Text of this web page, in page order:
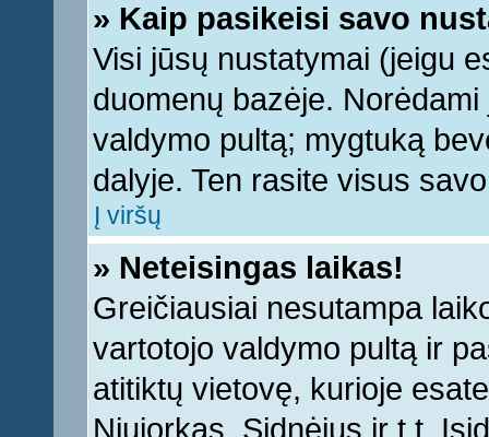
» Kaip pasikeisi savo
Visi jūsų nustatymai (jeigu
duomenų bazėje.
valdymo pultą; mygtuką
dalyje. Ten rasite visus
Į viršų
» Neteisingas laikas!
Greičiausiai nesutampa
vartotojo valdymo pultą ir
atitiktų vietovę, kurioje
Niujorkas, Sidnėjus ir t.t.